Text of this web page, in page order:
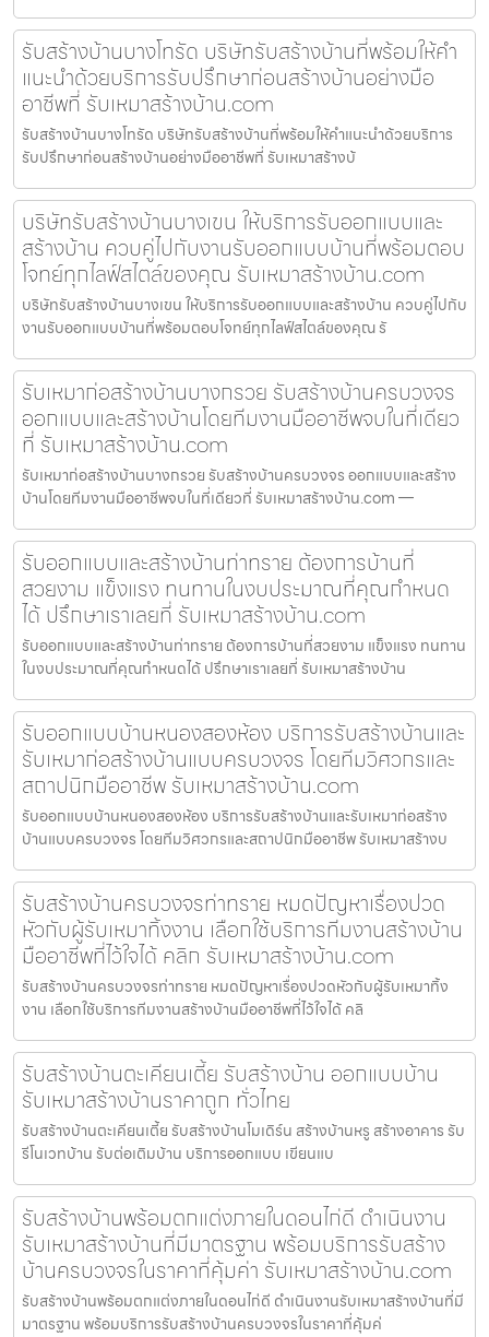
รับสร้างบ้านบางโทรัด บริษัทรับสร้างบ้านที่พร้อมให้คำ
แนะนำด้วยบริการรับปรึกษาก่อนสร้างบ้านอย่างมือ
อาชีพที่ รับเหมาสร้างบ้าน.com
รับสร้างบ้านบางโทรัด บริษัทรับสร้างบ้านที่พร้อมให้คำแนะนำด้วยบริการ
รับปรึกษาก่อนสร้างบ้านอย่างมืออาชีพที่ รับเหมาสร้างบ้
บริษัทรับสร้างบ้านบางเขน ให้บริการรับออกแบบและ
สร้างบ้าน ควบคู่ไปกับงานรับออกแบบบ้านที่พร้อมตอบ
โจทย์ทุกไลฟ์สไตล์ของคุณ รับเหมาสร้างบ้าน.com
บริษัทรับสร้างบ้านบางเขน ให้บริการรับออกแบบและสร้างบ้าน ควบคู่ไปกับ
งานรับออกแบบบ้านที่พร้อมตอบโจทย์ทุกไลฟ์สไตล์ของคุณ รั
รับเหมาก่อสร้างบ้านบางกรวย รับสร้างบ้านครบวงจร
ออกแบบและสร้างบ้านโดยทีมงานมืออาชีพจบในที่เดียว
ที่ รับเหมาสร้างบ้าน.com
รับเหมาก่อสร้างบ้านบางกรวย รับสร้างบ้านครบวงจร ออกแบบและสร้าง
บ้านโดยทีมงานมืออาชีพจบในที่เดียวที่ รับเหมาสร้างบ้าน.com —
รับออกแบบและสร้างบ้านท่าทราย ต้องการบ้านที่
สวยงาม แข็งแรง ทนทานในงบประมาณที่คุณกำหนด
ได้ ปรึกษาเราเลยที่ รับเหมาสร้างบ้าน.com
รับออกแบบและสร้างบ้านท่าทราย ต้องการบ้านที่สวยงาม แข็งแรง ทนทาน
ในงบประมาณที่คุณกำหนดได้ ปรึกษาเราเลยที่ รับเหมาสร้างบ้าน
รับออกแบบบ้านหนองสองห้อง บริการรับสร้างบ้านและ
รับเหมาก่อสร้างบ้านแบบครบวงจร โดยทีมวิศวกรและ
สถาปนิกมืออาชีพ รับเหมาสร้างบ้าน.com
รับออกแบบบ้านหนองสองห้อง บริการรับสร้างบ้านและรับเหมาก่อสร้าง
บ้านแบบครบวงจร โดยทีมวิศวกรและสถาปนิกมืออาชีพ รับเหมาสร้างบ
รับสร้างบ้านครบวงจรท่าทราย หมดปัญหาเรื่องปวด
หัวกับผู้รับเหมาทิ้งงาน เลือกใช้บริการทีมงานสร้างบ้าน
มืออาชีพที่ไว้ใจได้ คลิก รับเหมาสร้างบ้าน.com
รับสร้างบ้านครบวงจรท่าทราย หมดปัญหาเรื่องปวดหัวกับผู้รับเหมาทิ้ง
งาน เลือกใช้บริการทีมงานสร้างบ้านมืออาชีพที่ไว้ใจได้ คลิ
รับสร้างบ้านตะเคียนเตี้ย รับสร้างบ้าน ออกแบบบ้าน
รับเหมาสร้างบ้านราคาถูก ทั่วไทย
รับสร้างบ้านตะเคียนเตี้ย รับสร้างบ้านโมเดิร์น สร้างบ้านหรู สร้างอาคาร รับ
รีโนเวทบ้าน รับต่อเติมบ้าน บริการออกแบบ เขียนแบ
รับสร้างบ้านพร้อมตกแต่งภายในดอนไก่ดี ดำเนินงาน
รับเหมาสร้างบ้านที่มีมาตรฐาน พร้อมบริการรับสร้าง
บ้านครบวงจรในราคาที่คุ้มค่า รับเหมาสร้างบ้าน.com
รับสร้างบ้านพร้อมตกแต่งภายในดอนไก่ดี ดำเนินงานรับเหมาสร้างบ้านที่มี
มาตรฐาน พร้อมบริการรับสร้างบ้านครบวงจรในราคาที่คุ้มค่